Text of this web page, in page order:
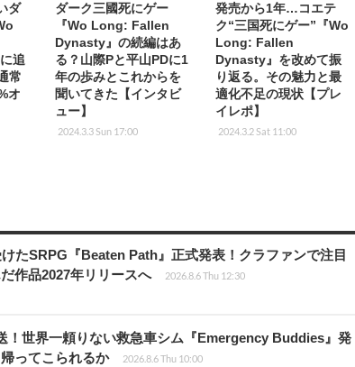
ダ
追
常
オ
ダーク三國死にゲー
『Wo Long: Fallen
Dynasty』の続編はあ
る？山際Pと平山PDに1
年の歩みとこれからを
聞いてきた【インタビ
ュー】
2024.3.3 Sun 17:00
発売から1年…コエテ
ク“三国死にゲー”『Wo
Long: Fallen
Dynasty』を改めて振
り返る。その魅力と最
適化不足の現状【プレ
イレポ】
2024.3.2 Sat 11:00
けたSRPG『Beaten Path』正式発表！クラファンで注目
作品2027年リリースへ
2026.8.6 Thu 12:30
！世界一頼りない救急車シム『Emergency Buddies』発
ってこられるか
2026.8.6 Thu 10:00